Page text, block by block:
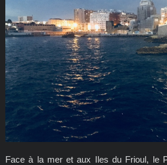
Face à la mer et aux Iles du Frioul, le